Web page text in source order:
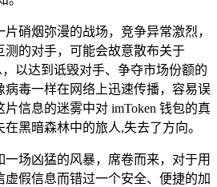
硝烟弥漫的战场，竞争异常激烈，
测的对手，可能会故意散布关于
以达到诋毁对手、争夺市场份额的
病毒一样在网络上迅速传播，容易误
信息的迷雾中对 imToken 钱包的真
黑暗森林中的旅人,失去了方向。
一场凶猛的风暴，席卷而来，对于用
虚假信息而错过一个安全、便捷的加